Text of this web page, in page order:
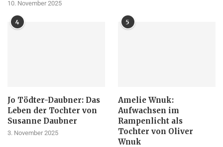
10. November 2025
4
Jo Tödter-Daubner: Das
Leben der Tochter von
Susanne Daubner
3. November 2025
5
Amelie Wnuk:
Aufwachsen im
Rampenlicht als
Tochter von Oliver
Wnuk